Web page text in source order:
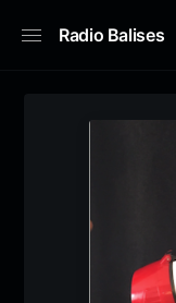
Radio Balises